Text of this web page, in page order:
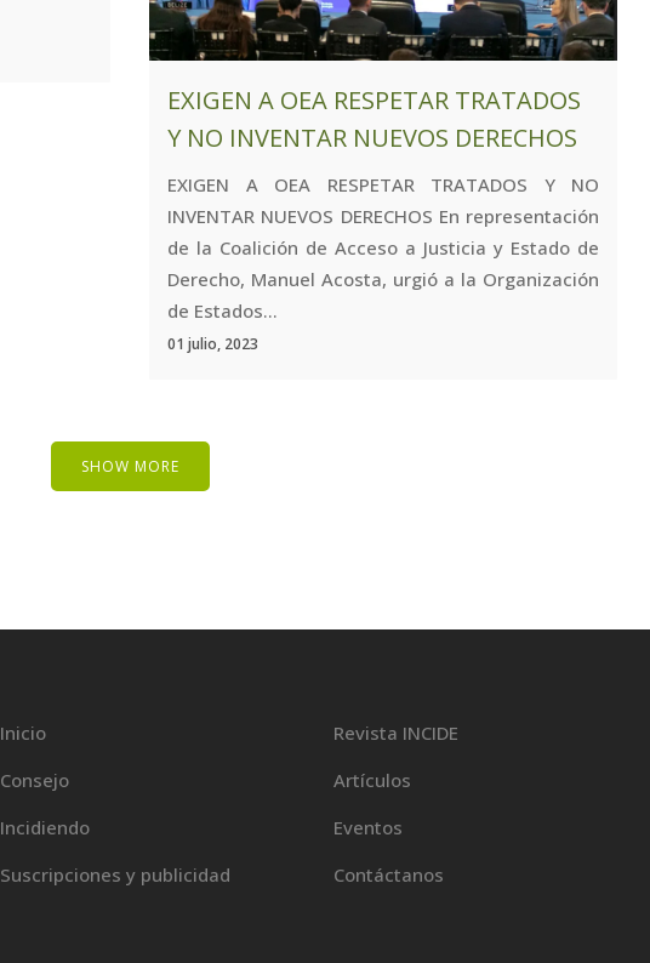
EXIGEN A OEA RESPETAR TRATADOS
Y NO INVENTAR NUEVOS DERECHOS
EXIGEN A OEA RESPETAR TRATADOS Y NO
INVENTAR NUEVOS DERECHOS En representación
de la Coalición de Acceso a Justicia y Estado de
Derecho, Manuel Acosta, urgió a la Organización
de Estados...
01 julio, 2023
SHOW MORE
Inicio
Consejo
Incidiendo
Suscripciones y publicidad
Revista INCIDE
Artículos
Eventos
Contáctanos